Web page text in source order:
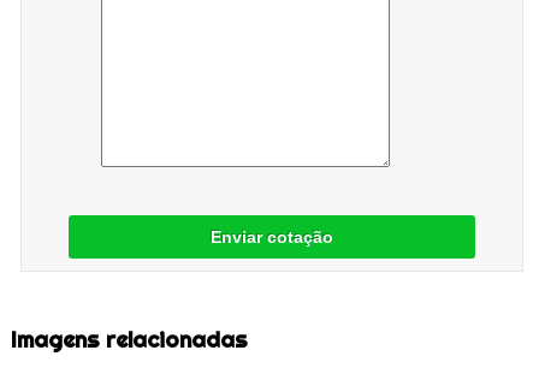
Enviar cotação
Imagens relacionadas